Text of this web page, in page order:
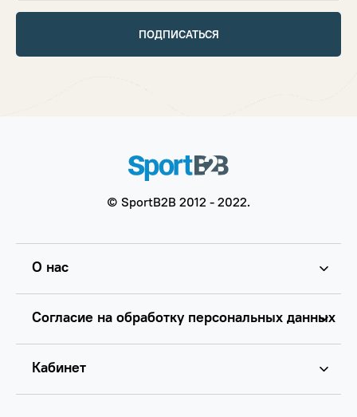
ПОДПИСАТЬСЯ
© SportB2B 2012 - 2022.
О нас
Согласие на обработку персональных данных
Кабинет